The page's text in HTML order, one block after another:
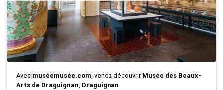
Avec muséemusée.com, venez découvrirMusée des Beaux-
Arts de Draguignan, Draguignan